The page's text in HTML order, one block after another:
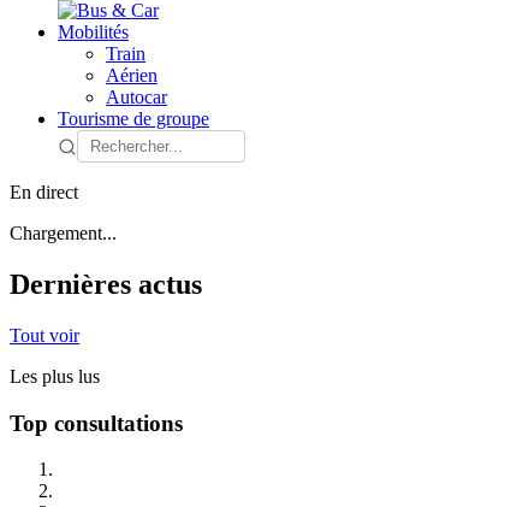
Mobilités
Train
Aérien
Autocar
Tourisme de groupe
En direct
Chargement...
Dernières actus
Tout voir
Les plus lus
Top consultations